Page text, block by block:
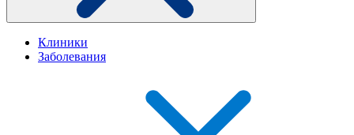
Клиники
Заболевания